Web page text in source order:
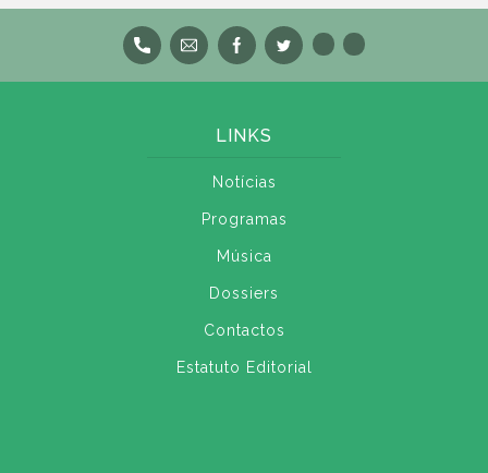
LINKS
Notícias
Programas
Música
Dossiers
Contactos
Estatuto Editorial